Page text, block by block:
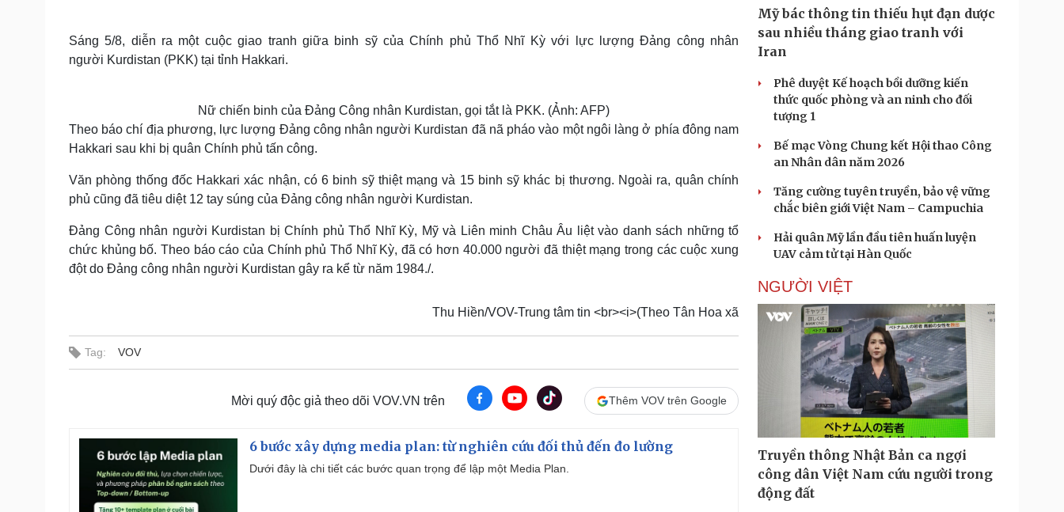
Dinh dưỡng - món ngon
Cây thuốc
Làm đẹp - giảm cân
Phòng mạch online
Nhà đẹp
Blog
Sân khấu - Điện ảnh
Nghệ sĩ
Tư vấn
Podcast
Câu chuyện thời sự
Cửa sổ tình yêu
Kể chuyện cho bé
Hạt giống tâm hồn
Cải chính
Sáng 5/8, diễn ra một cuộc giao tranh giữa binh sỹ của Chính phủ Thổ Nhĩ Kỳ với lực lượng Đảng công nhân
người Kurdistan (PKK) tại tỉnh Hakkari.
Nữ chiến binh của Đảng Công nhân Kurdistan, gọi tắt là PKK. (Ảnh: AFP)
Theo báo chí địa phương, lực lượng Đảng công nhân người Kurdistan đã nã pháo vào một ngôi làng ở phía đông nam
Hakkari sau khi bị quân Chính phủ tấn công.
Văn phòng thống đốc Hakkari xác nhận, có 6 binh sỹ thiệt mạng và 15 binh sỹ khác bị thương. Ngoài ra, quân chính
phủ cũng đã tiêu diệt 12 tay súng của Đảng công nhân người Kurdistan.
Đảng Công nhân người Kurdistan bị Chính phủ Thổ Nhĩ Kỳ, Mỹ và Liên minh Châu Âu liệt vào danh sách những tổ
chức khủng bố. Theo báo cáo của Chính phủ Thổ Nhĩ Kỳ, đã có hơn 40.000 người đã thiệt mạng trong các cuộc xung
đột do Đảng công nhân người Kurdistan gây ra kể từ năm 1984./.
Thu Hiền/VOV-Trung tâm tin <br><i>(Theo Tân Hoa xã
Tag: VOV
Mời quý độc giả theo dõi VOV.VN trên Thêm VOV trên Google
6 bước xây dựng media plan: từ nghiên cứu đối thủ đến đo lường
Dưới đây là chi tiết các bước quan trọng để lập một Media Plan.
Mỹ bác thông tin thiếu hụt đạn dược
sau nhiều tháng giao tranh với
Iran
Phê duyệt Kế hoạch bồi dưỡng kiến
thức quốc phòng và an ninh cho đối
tượng 1
Bế mạc Vòng Chung kết Hội thao Công
an Nhân dân năm 2026
Tăng cường tuyên truyền, bảo vệ vững
chắc biên giới Việt Nam – Campuchia
Hải quân Mỹ lần đầu tiên huấn luyện
UAV cảm tử tại Hàn Quốc
NGƯỜI VIỆT
Truyền thông Nhật Bản ca ngợi
công dân Việt Nam cứu người trong
động đất